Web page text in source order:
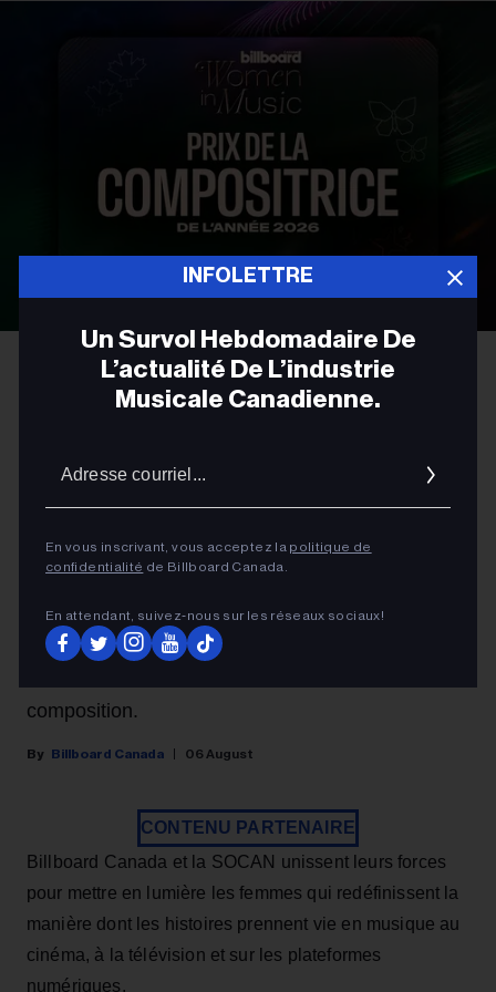
INFOLETTRE
Un Survol Hebdomadaire De
L’actualité De L’industrie
Musicale Canadienne.
En vous inscrivant, vous acceptez la politique de
confidentialité de Billboard Canada.
En attendant, suivez‑nous sur les réseaux sociaux!
FRANÇAIS
Canada de la compositrice de
Présenté par la SOCAN, ce prix sera remis lors
de célébrer les femmes de talent qui façonnent la
composition.
Billboard Canada 06 August
CONTENU PARTENAIRE
Billboard Canada et la SOCAN unissent leurs forces
pour mettre en lumière les femmes qui redéfinissent la
manière dont les histoires prennent vie en musique au
cinéma, à la télévision et sur les plateformes
numériques.